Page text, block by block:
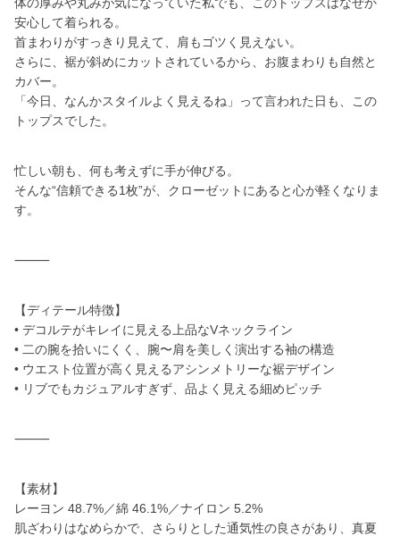
安心して着られる。
首まわりがすっきり見えて、肩もゴツく見えない。
さらに、裾が斜めにカットされているから、お腹まわりも自然と
カバー。
「今日、なんかスタイルよく見えるね」って言われた日も、この
トップスでした。
忙しい朝も、何も考えずに手が伸びる。
そんな“信頼できる1枚”が、クローゼットにあると心が軽くなりま
す。
⸻
【ディテール特徴】
• デコルテがキレイに見える上品なVネックライン
• 二の腕を拾いにくく、腕〜肩を美しく演出する袖の構造
• ウエスト位置が高く見えるアシンメトリーな裾デザイン
• リブでもカジュアルすぎず、品よく見える細めピッチ
⸻
【素材】
レーヨン 48.7%／綿 46.1%／ナイロン 5.2%
肌ざわりはなめらかで、さらりとした通気性の良さがあり、真夏